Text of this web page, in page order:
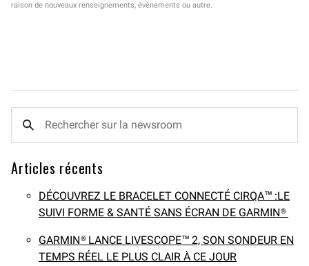
raison de nouveaux renseignements, évènements ou autre.
Articles récents
DÉCOUVREZ LE BRACELET CONNECTÉ CIRQA™ :LE
SUIVI FORME & SANTÉ SANS ÉCRAN DE GARMIN®
GARMIN® LANCE LIVESCOPE™ 2, SON SONDEUR EN
TEMPS RÉEL LE PLUS CLAIR À CE JOUR